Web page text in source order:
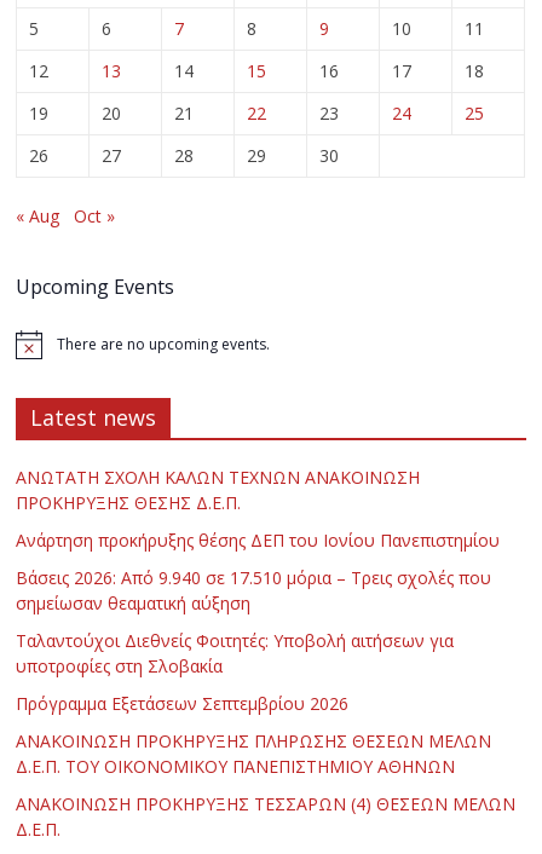
5
6 7 8 9 10
11
12
13 14 15 16 17
18
19
20 21 22 23 24
25
26
27 28 29 30
« Aug Oct »
Upcoming Events
There are no upcoming events.
Latest news
ΑΝΩΤΑΤΗ ΣΧΟΛΗ ΚΑΛΩΝ ΤΕΧΝΩΝ ΑΝΑΚΟΙΝΩΣΗ
ΠΡΟΚΗΡΥΞΗΣ ΘΕΣΗΣ Δ.Ε.Π.
Ανάρτηση προκήρυξης θέσης ΔΕΠ του Ιονίου Πανεπιστημίου
Βάσεις 2026: Από 9.940 σε 17.510 μόρια – Τρεις σχολές που
σημείωσαν θεαματική αύξηση
Ταλαντούχοι Διεθνείς Φοιτητές: Υποβολή αιτήσεων για
υποτροφίες στη Σλοβακία
Πρόγραμμα Εξετάσεων Σεπτεμβρίου 2026
ΑΝΑΚΟΙΝΩΣΗ ΠΡΟΚΗΡΥΞΗΣ ΠΛΗΡΩΣΗΣ ΘΕΣΕΩΝ ΜΕΛΩΝ
Δ.Ε.Π. ΤΟΥ ΟΙΚΟΝΟΜΙΚΟΥ ΠΑΝΕΠΙΣΤΗΜΙΟΥ ΑΘΗΝΩΝ
ΑΝΑΚΟΙΝΩΣΗ ΠΡΟΚΗΡΥΞΗΣ ΤΕΣΣΑΡΩΝ (4) ΘΕΣΕΩΝ ΜΕΛΩΝ
Δ.Ε.Π.